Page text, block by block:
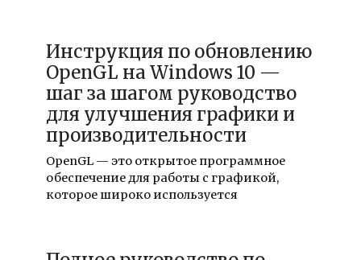
Инструкция по обновлению
OpenGL на Windows 10 —
шаг за шагом руководство
для улучшения графики и
производительности
OpenGL — это открытое программное
обеспечение для работы с графикой,
которое широко используется